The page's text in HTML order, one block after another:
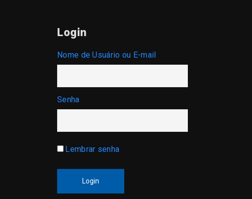
Login
Nome de Usuário ou E-mail
Senha
Lembrar senha
Login